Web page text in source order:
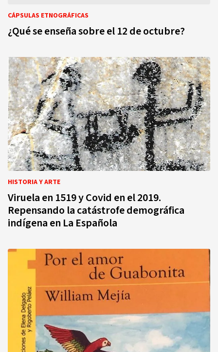
CÁPSULAS ETNOGRÁFICAS
¿Qué se enseña sobre el 12 de octubre?
HISTORIA Y ARTE
Viruela en 1519 y Covid en el 2019.
Repensando la catástrofe demográfica
indígena en La Española